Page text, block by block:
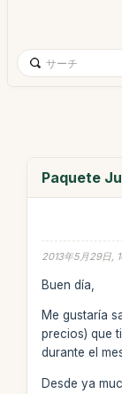
Paquete
2013年5月29日,
Buen día,
Me gustaría
precios) que
durante el
Desde ya